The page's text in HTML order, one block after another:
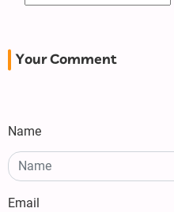
Your Comment
Name
Email